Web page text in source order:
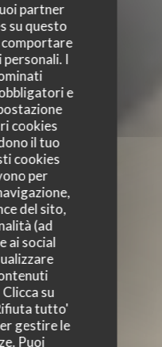
partner
su questo
comportare
I
e
cookies
il tuo
cookies
per
del sito,
(ad
ai social
su
tutto'
gestire le
Puoi